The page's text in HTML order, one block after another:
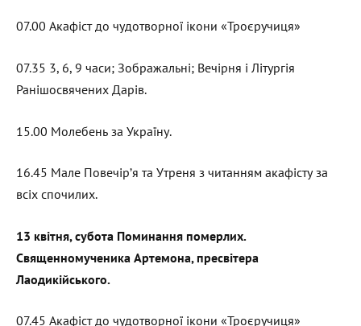
07.00 Акафіст до чудотворної ікони «Троєручиця»
07.35 3, 6, 9 часи; Зображальні; Вечірня і Літургія
Ранішосвячених Дарів.
15.00 Молебень за Україну.
16.45 Мале Повечір’я та Утреня з читанням акафісту за
всіх спочилих.
13 квітня, субота Поминання померлих.
Священномученика Артемона, пресвітера
Лаодикійського.
07.45 Акафіст до чудотворної ікони «Троєручиця»